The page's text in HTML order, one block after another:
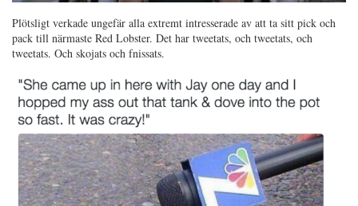
Plötsligt verkade ungefär alla extremt intresserade av att ta sitt pick och
pack till närmaste Red Lobster. Det har tweetats, och tweetats, och
tweetats. Och skojats och fnissats.